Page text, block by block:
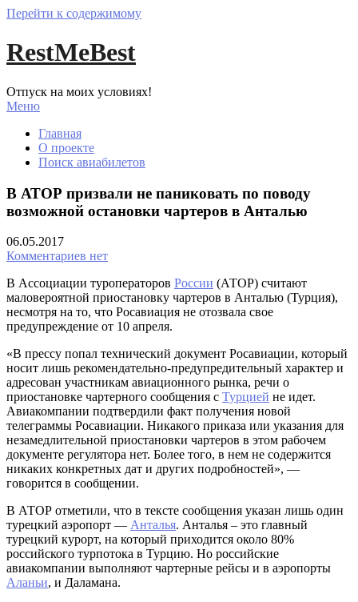
Перейти к содержимому
RestMeBest
Отпуск на моих условиях!
Меню
Главная
О проекте
Поиск авиабилетов
В АТОР призвали не паниковать по поводу
возможной остановки чартеров в Анталью
06.05.2017
Комментариев нет
В Ассоциации туроператоров России (АТОР) считают
маловероятной приостановку чартеров в Анталью (Турция),
несмотря на то, что Росавиация не отозвала свое
предупреждение от 10 апреля.
«В прессу попал технический документ Росавиации, который
носит лишь рекомендательно-предупредительный характер и
адресован участникам авиационного рынка, речи о
приостановке чартерного сообщения с Турцией не идет.
Авиакомпании подтвердили факт получения новой
телеграммы Росавиации. Никакого приказа или указания для
незамедлительной приостановки чартеров в этом рабочем
документе регулятора нет. Более того, в нем не содержится
никаких конкретных дат и других подробностей», —
говорится в сообщении.
В АТОР отметили, что в тексте сообщения указан лишь один
турецкий аэропорт — Анталья. Анталья – это главный
турецкий курорт, на который приходится около 80%
российского турпотока в Турцию. Но российские
авиакомпании выполняют чартерные рейсы и в аэропорты
Аланьи, и Даламана.